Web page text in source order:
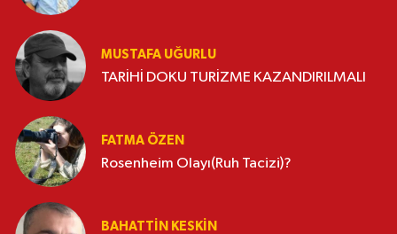
MUSTAFA UĞURLU
TARİHİ DOKU TURİZME KAZANDIRILMALI
FATMA ÖZEN
Rosenheim Olayı(Ruh Tacizi)?
BAHATTIN KESKİN